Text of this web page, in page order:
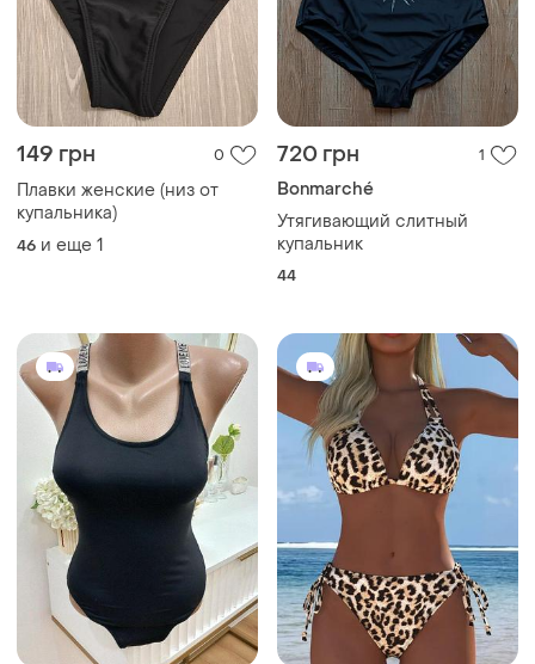
149 грн 0
Плавки женские (низ от
купальника)
46 и еще 1
720 грн 1
Bonmarché
Утягивающий слитный
купальник
44